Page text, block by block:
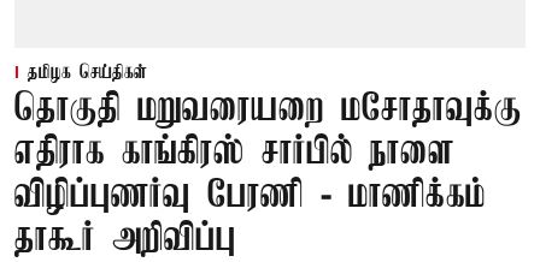
தமிழக செய்திகள்
தொகுதி மறுவரையறை மசோதாவுக்கு
எதிராக காங்கிரஸ் சார்பில் நாளை
விழிப்புணர்வு பேரணி - மாணிக்கம்
தாகூர் அறிவிப்பு